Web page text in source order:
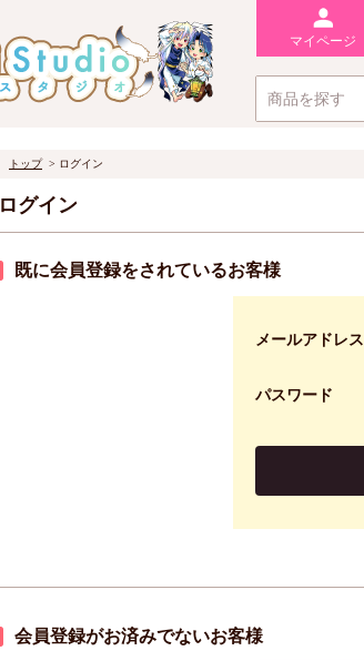
マイページ
トップ ログイン
ログイン
既に会員登録をされているお客様
メールアドレス
パスワード
会員登録がお済みでないお客様